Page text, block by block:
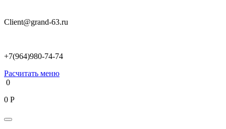
Client@grand-63.ru
+7(964)980-74-74
Расчитать меню
0
0 Р